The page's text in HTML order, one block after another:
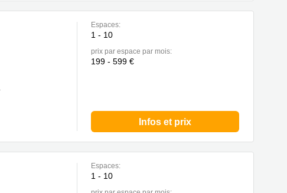
Espaces:
1 - 10
prix par espace par mois:
199 - 599 €
Infos et prix
Espaces:
1 - 10